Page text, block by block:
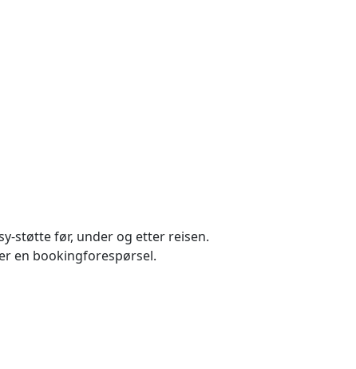
støtte før, under og etter reisen.
en bookingforespørsel.